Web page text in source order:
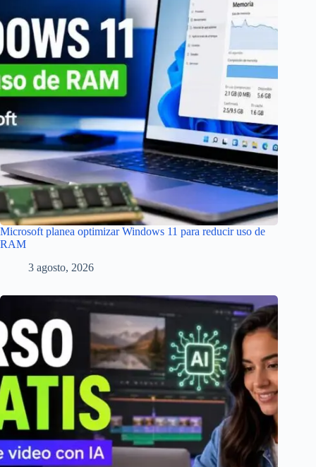
Microsoft planea optimizar Windows 11 para reducir uso de
RAM
3 agosto, 2026